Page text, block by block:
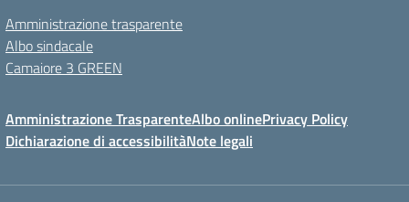
Amministrazione trasparente
Albo sindacale
Camaiore 3 GREEN
Amministrazione TrasparenteAlbo onlinePrivacy Policy
Dichiarazione di accessibilitàNote legali